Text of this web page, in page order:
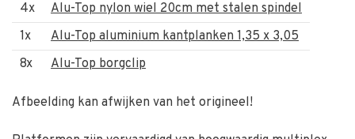
4x
Alu-Top nylon wiel 20cm met stalen spindel
1x
Alu-Top aluminium kantplanken 1,35 x 3,05
8x
Alu-Top borgclip
Afbeelding kan afwijken van het origineel!